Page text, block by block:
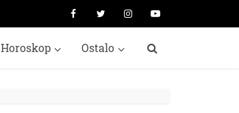
Horoskop Ostalo